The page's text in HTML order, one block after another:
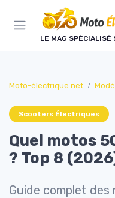
LE MAG SPÉCIALISÉ
Moto-électrique.net
Scooters Électriques
Quel motos
? Top 8
Guide complet
Panneau de gestion des